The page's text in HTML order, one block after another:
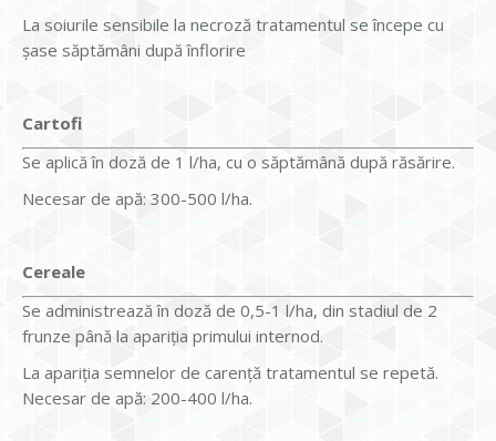
La soiurile sensibile la necroză tratamentul se începe cu
şase săptămâni după înflorire
Cartofi
Se aplică în doză de 1 l/ha, cu o săptămână după răsărire.
Necesar de apă: 300-500 l/ha.
Cereale
Se administrează în doză de 0,5-1 l/ha, din stadiul de 2
frunze până la apariţia primului internod.
La apariţia semnelor de carenţă tratamentul se repetă.
Necesar de apă: 200-400 l/ha.